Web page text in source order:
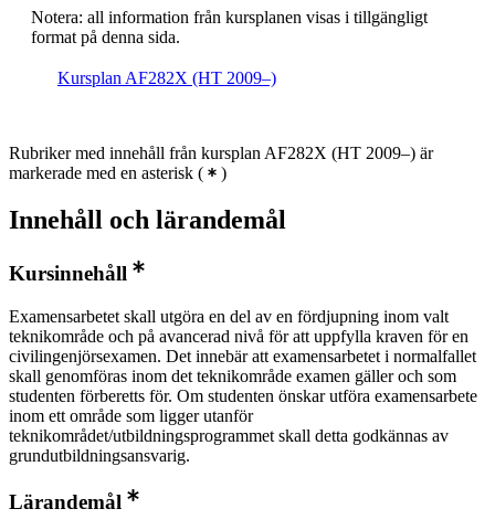
Notera: all information från kursplanen visas i tillgängligt
format på denna sida.
Kursplan AF282X (HT 2009–)
Rubriker med innehåll från kursplan AF282X (HT 2009–) är
markerade med en asterisk ( )
Innehåll och lärandemål
Kursinnehåll
Examensarbetet skall utgöra en del av en fördjupning inom valt
teknikområde och på avancerad nivå för att uppfylla kraven för en
civilingenjörsexamen. Det innebär att examensarbetet i normalfallet
skall genomföras inom det teknikområde examen gäller och som
studenten förberetts för. Om studenten önskar utföra examensarbete
inom ett område som ligger utanför
teknikområdet/utbildningsprogrammet skall detta godkännas av
grundutbildningsansvarig.
Lärandemål